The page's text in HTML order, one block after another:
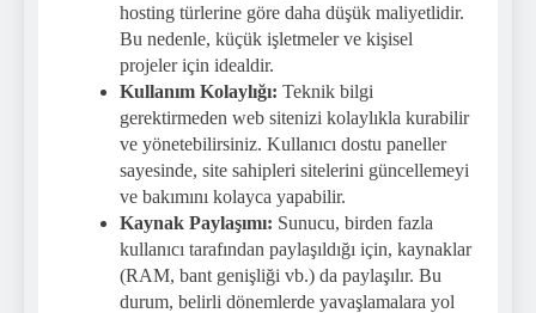
hosting türlerine göre daha düşük maliyetlidir.
Bu nedenle, küçük işletmeler ve kişisel
projeler için idealdir.
Kullanım Kolaylığı: Teknik bilgi
gerektirmeden web sitenizi kolaylıkla kurabilir
ve yönetebilirsiniz. Kullanıcı dostu paneller
sayesinde, site sahipleri sitelerini güncellemeyi
ve bakımını kolayca yapabilir.
Kaynak Paylaşımı: Sunucu, birden fazla
kullanıcı tarafından paylaşıldığı için, kaynaklar
(RAM, bant genişliği vb.) da paylaşılır. Bu
durum, belirli dönemlerde yavaşlamalara yol